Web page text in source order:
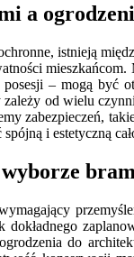
a
istnieją
– mogą być
od wielu
zabezpieczeń,
i estetyczną
dokładnego
do